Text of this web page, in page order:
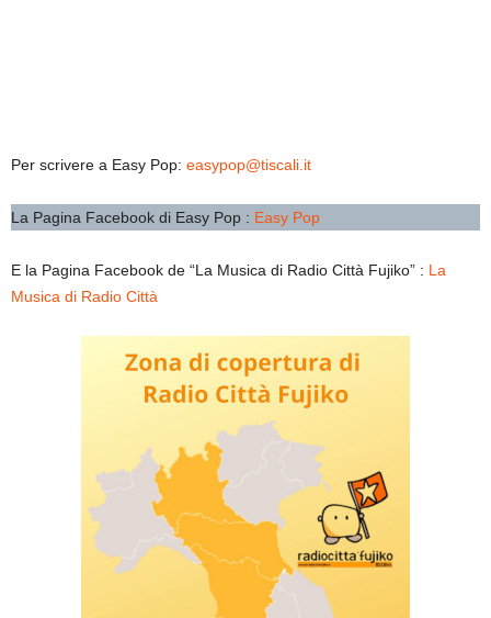
Per scrivere a Easy Pop: easypop@tiscali.it
La Pagina Facebook di Easy Pop : Easy Pop
E la Pagina Facebook de “La Musica di Radio Città Fujiko” : La
Musica di Radio Città